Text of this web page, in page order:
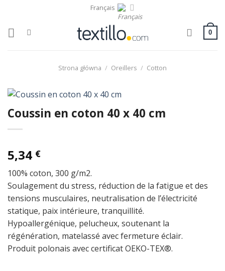
content
Français
0
Strona główna / Oreillers / Cotton
Coussin en coton 40 x 40 cm
5,34 €
100% coton, 300 g/m2.
Soulagement du stress, réduction de la fatigue et des
tensions musculaires, neutralisation de l’électricité
statique, paix intérieure, tranquillité.
Hypoallergénique, pelucheux, soutenant la
régénération, matelassé avec fermeture éclair.
Produit polonais avec certificat OEKO-TEX®.